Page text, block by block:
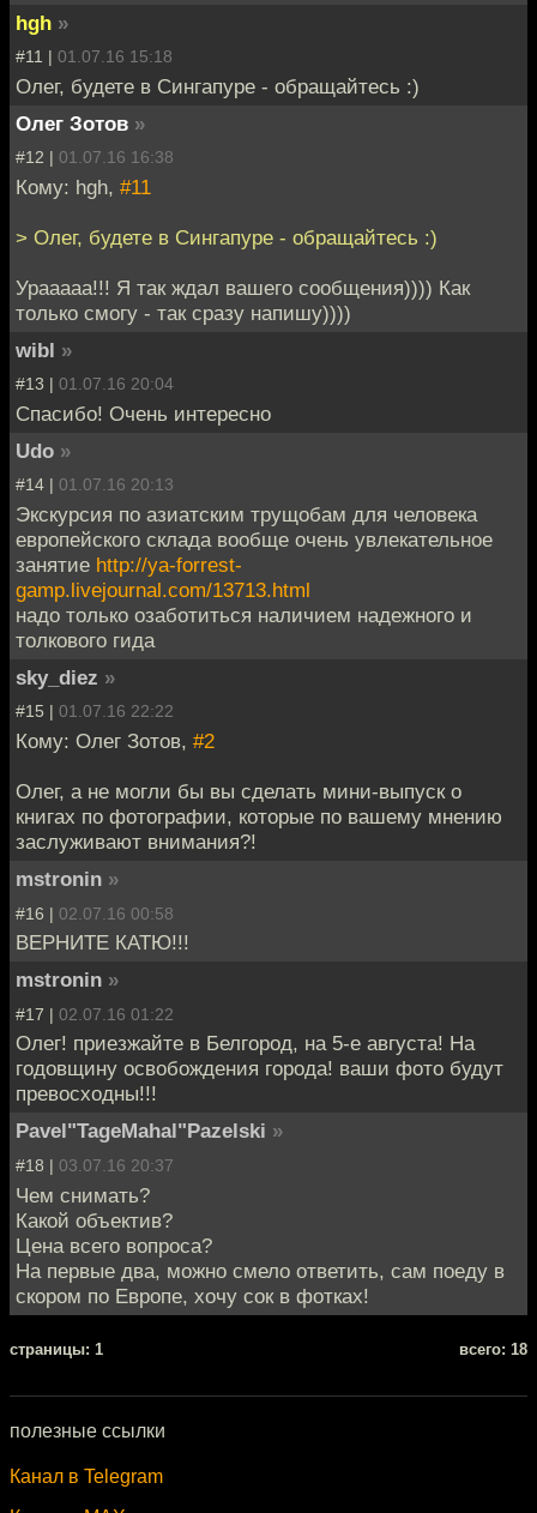
hgh »
#11 | 01.07.16 15:18
Олег, будете в Сингапуре - обращайтесь :)
Олег Зотов »
#12 | 01.07.16 16:38
Кому: hgh, #11
> Олег, будете в Сингапуре - обращайтесь :)
Урааааа!!! Я так ждал вашего сообщения)))) Как
только смогу - так сразу напишу))))
wibl »
#13 | 01.07.16 20:04
Спасибо! Очень интересно
Udo »
#14 | 01.07.16 20:13
Экскурсия по азиатским трущобам для человека
европейского склада вообще очень увлекательное
занятие http://ya-forrest-
gamp.livejournal.com/13713.html
надо только озаботиться наличием надежного и
толкового гида
sky_diez »
#15 | 01.07.16 22:22
Кому: Олег Зотов, #2
Олег, а не могли бы вы сделать мини-выпуск о
книгах по фотографии, которые по вашему мнению
заслуживают внимания?!
mstronin »
#16 | 02.07.16 00:58
ВЕРНИТЕ КАТЮ!!!
mstronin »
#17 | 02.07.16 01:22
Олег! приезжайте в Белгород, на 5-е августа! На
годовщину освобождения города! ваши фото будут
превосходны!!!
Pavel"TageMahal"Pazelski »
#18 | 03.07.16 20:37
Чем снимать?
Какой объектив?
Цена всего вопроса?
На первые два, можно смело ответить, сам поеду в
скором по Европе, хочу сок в фотках!
cтраницы: 1 всего: 18
полезные ссылки
Канал в Telegram